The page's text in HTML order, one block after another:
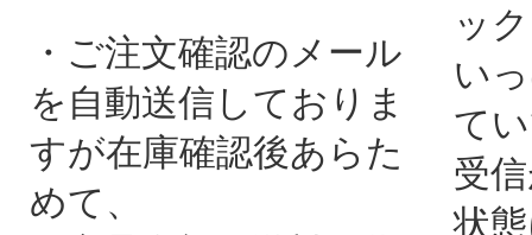
・ご注文確認のメール
を自動送信しておりま
すが在庫確認後あらた
めて、
ッ
い
て
受
状